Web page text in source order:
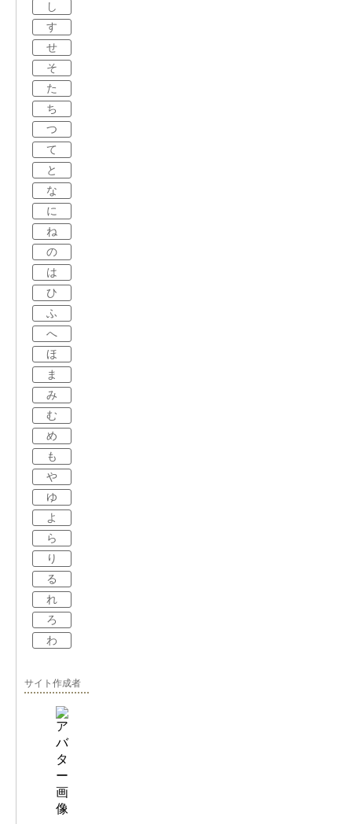
し
す
せ
そ
た
ち
つ
て
と
な
に
ね
の
は
ひ
ふ
へ
ほ
ま
み
む
め
も
や
ゆ
よ
ら
り
る
れ
ろ
わ
サイト作成者